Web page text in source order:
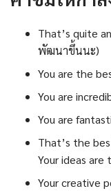
That’s quite
พัฒนาขึ้นนะ)
You are the
You are
You are
That’s the
Your ideas
Your creative